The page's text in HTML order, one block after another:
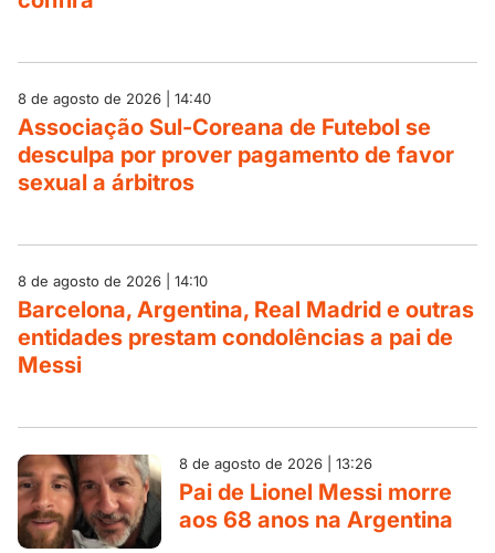
8 de agosto de 2026 | 14:40
Associação Sul-Coreana de Futebol se
desculpa por prover pagamento de favor
sexual a árbitros
8 de agosto de 2026 | 14:10
Barcelona, Argentina, Real Madrid e outras
entidades prestam condolências a pai de
Messi
8 de agosto de 2026 | 13:26
Pai de Lionel Messi morre
aos 68 anos na Argentina